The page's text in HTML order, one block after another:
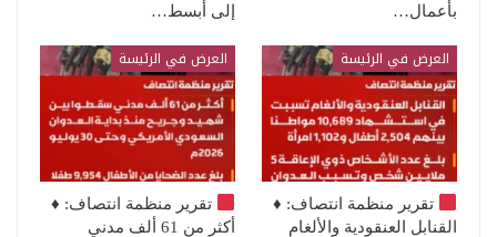
بأعمال…
إلى أبسط…
العرض في الرئيسة
تقرير منظمة انتصاف: ♦️
القنابل العنقودية والألغام
العرض في الرئيسة
تقرير منظمة انتصاف: ♦️
أكثر من 61 ألف مدني